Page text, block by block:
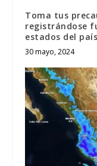
Toma tus
registrándose
estados del país
30 mayo, 2024